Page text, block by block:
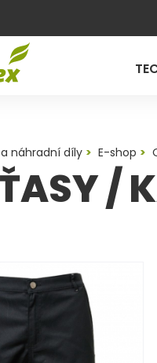
a náhradní díly E-shop
/